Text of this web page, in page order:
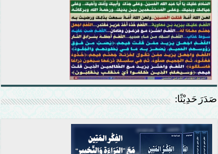
صَدَرَ حَدِيْثًا: